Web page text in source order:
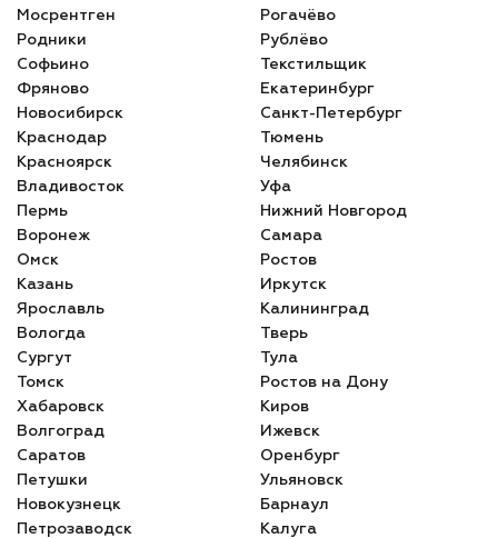
Мосрентген
Рогачёво
Родники
Рублёво
Софьино
Текстильщик
Фряново
Екатеринбург
Новосибирск
Санкт-Петербург
Краснодар
Тюмень
Красноярск
Челябинск
Владивосток
Уфа
Пермь
Нижний Новгород
Воронеж
Самара
Омск
Ростов
Казань
Иркутск
Ярославль
Калининград
Вологда
Тверь
Сургут
Тула
Томск
Ростов на Дону
Хабаровск
Киров
Волгоград
Ижевск
Саратов
Оренбург
Петушки
Ульяновск
Новокузнецк
Барнаул
Петрозаводск
Калуга